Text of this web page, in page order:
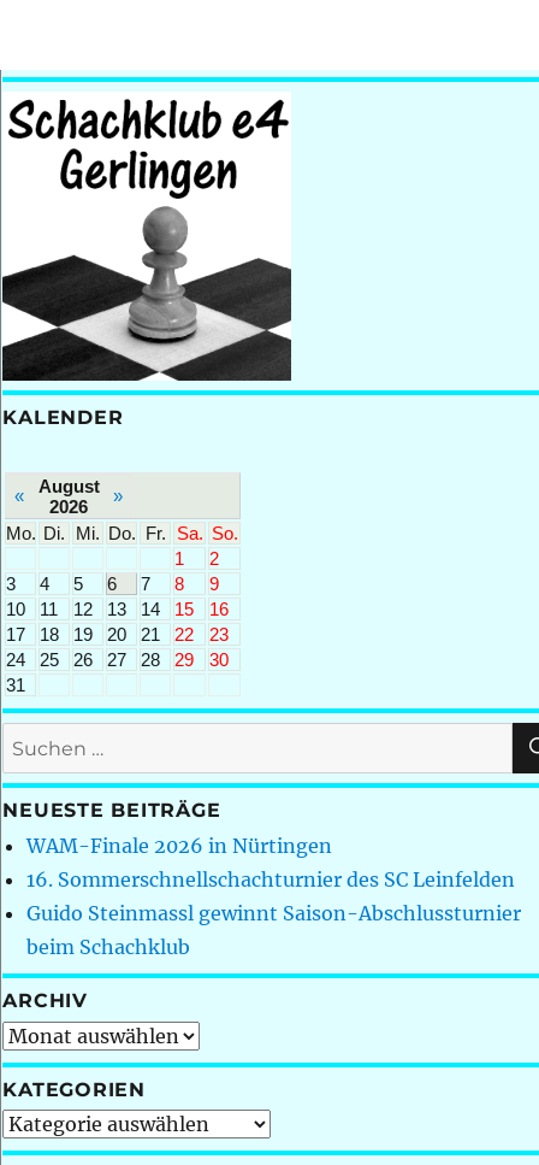
KALENDER
«
August
2026
»
Mo. Di. Mi. Do. Fr. Sa. So.
1
2
3
4 5 6 7 8
9
10
11 12 13 14 15
16
17
18 19 20 21 22
23
24
25 26 27 28 29
30
31
Suchen
nach:
NEUESTE BEITRÄGE
WAM-Finale 2026 in Nürtingen
16. Sommerschnellschachturnier des SC Leinfelden
Guido Steinmassl gewinnt Saison-Abschlussturnier
beim Schachklub
ARCHIV
Archiv
KATEGORIEN
Kategorien